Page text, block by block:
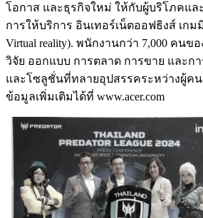
โอกาส และธุรกิจใหม่ ให้กับผู้บริโภคแล
การให้บริการ อินเทอร์เน็ตออฟธิงส์ เกม
Virtual reality). พนักงานกว่า 7,000 คนข
วิจัย ออกแบบ การตลาด การขาย และ
และโซลูชั่นที่ทลายอุปสรรคระหว่างผู้ค
ข้อมูลเพิ่มเติมได้ที่ www.acer.com